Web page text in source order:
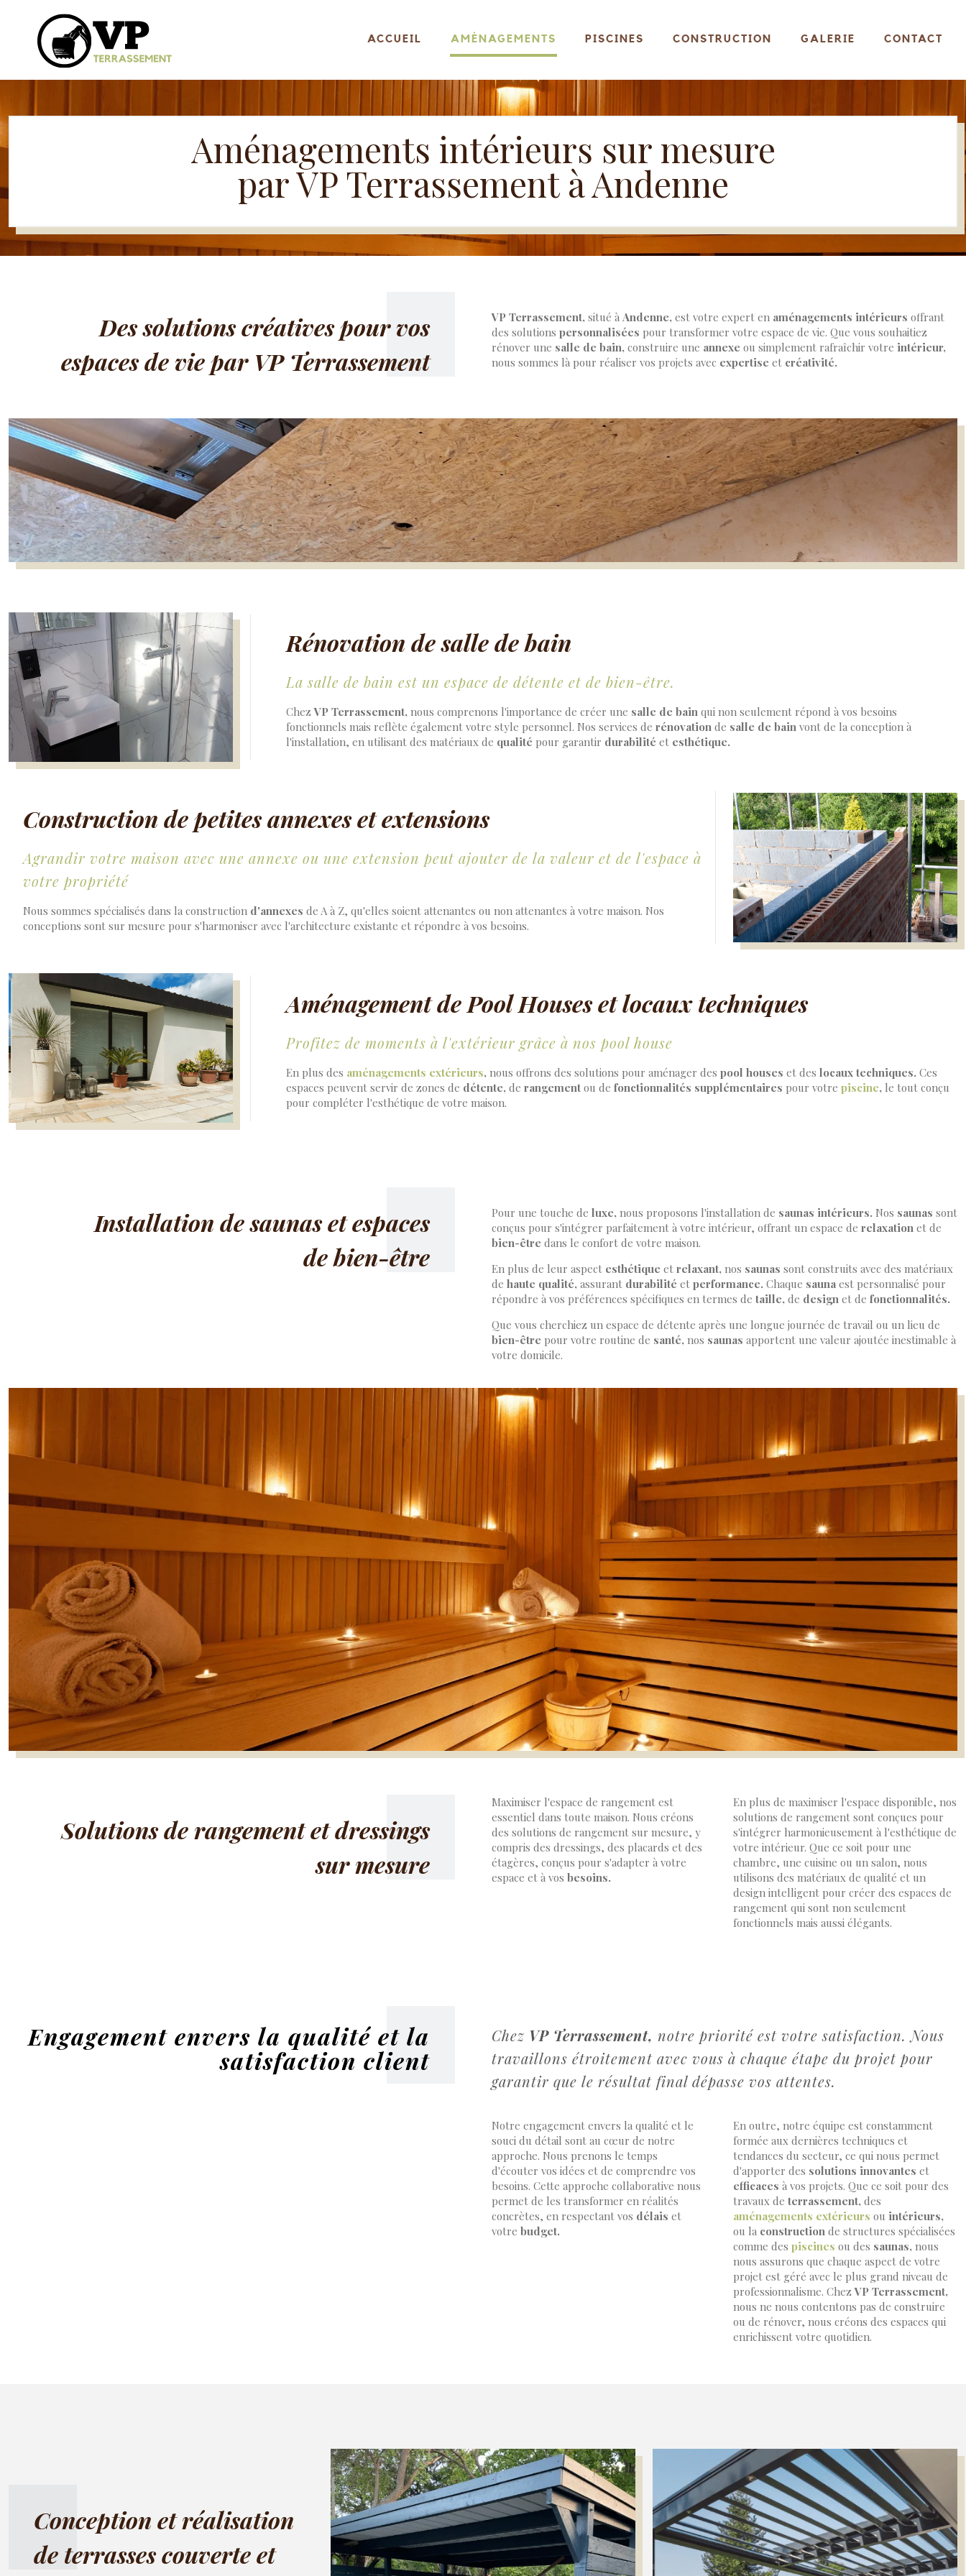
ACCUEIL AMÉNAGEMENTS PISCINES CONSTRUCTION GALERIE CONTACT
Aménagements intérieurs sur mesure
par VP Terrassement à Andenne
Des solutions créatives pour vos
espaces de vie par VP Terrassement
VP Terrassement, situé à Andenne, est votre expert en aménagements intérieurs offrant
des solutions personnalisées pour transformer votre espace de vie. Que vous souhaitiez
rénover une salle de bain, construire une annexe ou simplement rafraîchir votre intérieur,
nous sommes là pour réaliser vos projets avec expertise et créativité.
Rénovation de salle de bain
La salle de bain est un espace de détente et de bien-être.
ChezVP Terrassement, nous comprenons l'importance de créer une salle de bain qui non seulement répond à vos besoins
fonctionnels mais reflète également votre style personnel. Nos services derénovation de salle de bain vont de la conception à
l'installation, en utilisant des matériaux de qualité pour garantir durabilité et esthétique.
Construction de petites annexes et extensions
Agrandir votre maison avec une annexe ou une extension peut ajouter de la valeur et de l'espace à
votre propriété
Nous sommes spécialisés dans la construction d'annexes de A à Z, qu'elles soient attenantes ou non attenantes à votre maison. Nos
conceptions sont sur mesure pour s'harmoniser avec l'architecture existante et répondre à vos besoins.
Aménagement de Pool Houses et locaux techniques
Profitez de moments à l'extérieur grâce à nos pool house
En plus des aménagements extérieurs, nous offrons des solutions pour aménager despool houses et deslocaux techniques. Ces
espaces peuvent servir de zones de détente, derangement ou defonctionnalités supplémentaires pour votrepiscine, le tout conçu
pour compléter l'esthétique de votre maison.
Installation de saunas et espaces
de bien-être
Pour une touche de luxe, nous proposons l'installation de saunas intérieurs. Nos saunas sont
conçus pour s'intégrer parfaitement à votre intérieur, offrant un espace de relaxation et de
bien-être dans le confort de votre maison.
En plus de leur aspect esthétique et relaxant, nos saunas sont construits avec des matériaux
de haute qualité, assurant durabilité et performance. Chaque sauna est personnalisé pour
répondre à vos préférences spécifiques en termes de taille, de design et de fonctionnalités.
Que vous cherchiez un espace de détente après une longue journée de travail ou un lieu de
bien-être pour votre routine de santé, nos saunas apportent une valeur ajoutée inestimable à
votre domicile.
Solutions de rangement et dressings
sur mesure
Maximiser l'espace de rangement est
essentiel dans toute maison. Nous créons
des solutions de rangement sur mesure, y
compris des dressings, des placards et des
étagères, conçus pour s'adapter à votre
espace et à vos besoins.
En plus de maximiser l'espace disponible, nos
solutions de rangement sont conçues pour
s'intégrer harmonieusement à l'esthétique de
votre intérieur. Que ce soit pour une
chambre, une cuisine ou un salon, nous
utilisons des matériaux de qualité et un
design intelligent pour créer des espaces de
rangement qui sont non seulement
fonctionnels mais aussi élégants.
Engagement envers la qualité et la
satisfaction client
Chez VP Terrassement, notre priorité est votre satisfaction. Nous
travaillons étroitement avec vous à chaque étape du projet pour
garantir que le résultat final dépasse vos attentes.
Notre engagement envers la qualité et le
souci du détail sont au cœur de notre
approche. Nous prenons le temps
d'écouter vos idées et de comprendre vos
besoins. Cette approche collaborative nous
permet de les transformer en réalités
concrètes, en respectant vos délais et
votre budget.
En outre, notre équipe est constamment
formée aux dernières techniques et
tendances du secteur, ce qui nous permet
d'apporter des solutions innovantes et
efficaces à vos projets. Que ce soit pour des
travaux de terrassement, des
aménagements extérieurs ou intérieurs,
ou la construction de structures spécialisées
comme des piscines ou des saunas, nous
nous assurons que chaque aspect de votre
projet est géré avec le plus grand niveau de
professionnalisme. ChezVP Terrassement,
nous ne nous contentons pas de construire
ou de rénover, nous créons des espaces qui
enrichissent votre quotidien.
Conception et réalisation
de terrasses couverte et